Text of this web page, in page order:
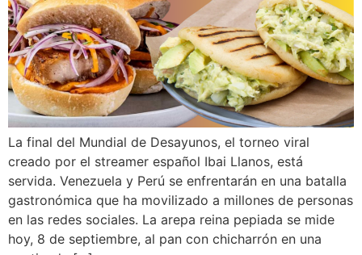
La final del Mundial de Desayunos, el torneo viral
creado por el streamer español Ibai Llanos, está
servida. Venezuela y Perú se enfrentarán en una batalla
gastronómica que ha movilizado a millones de personas
en las redes sociales. La arepa reina pepiada se mide
hoy, 8 de septiembre, al pan con chicharrón en una